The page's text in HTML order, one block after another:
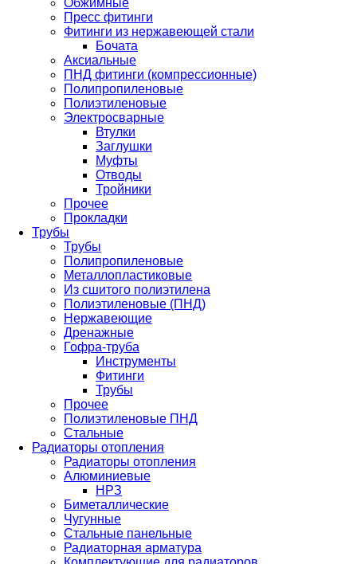
Обжимные
Пресс фитинги
Фитинги из нержавеющей стали
Бочата
Аксиальные
ПНД фитинги (компрессионные)
Полипропиленовые
Полиэтиленовые
Электросварные
Втулки
Заглушки
Муфты
Отводы
Тройники
Прочее
Прокладки
Трубы
Трубы
Полипропиленовые
Металлопластиковые
Из сшитого полиэтилена
Полиэтиленовые (ПНД)
Нержавеющие
Дренажные
Гофра-труба
Инструменты
Фитинги
Трубы
Прочее
Полиэтиленовые ПНД
Стальные
Радиаторы отопления
Радиаторы отопления
Алюминиевые
НРЗ
Биметаллические
Чугунные
Стальные панельные
Радиаторная арматура